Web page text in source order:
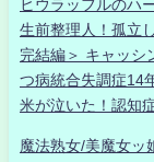
ヒウラッフルのハ
生前整理人！孤立
完結編＞ キャッシ
つ病統合失調症14
米が泣いた！認知
魔法熟女/美魔女ッ